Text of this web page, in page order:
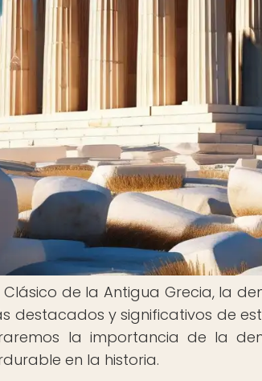
Clásico de la Antigua Grecia, la
destacados y significativos de
la importancia de la
en la historia.